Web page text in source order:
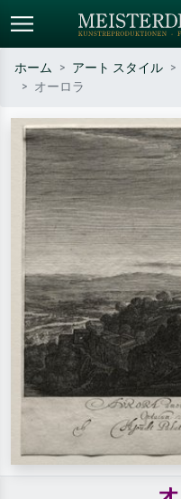
作家名・作品名・スタイルで
– 例：モネ、星月夜、印象派
斎の波、ヌード。
ホーム アート スタイル
オーロラ